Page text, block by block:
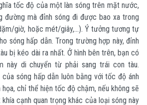
tốc độ của một làn sóng trên mặt nước,
đường mà đỉnh sóng đi được bao xa trong
giờ, hoặc mét/giây,...). Ý tưởng tương tự
sóng hấp dẫn. Trong trường hợp này, đỉnh
bị kéo dài ra nhất. Ở hình bên trên, bạn có
này di chuyển từ phải sang trái con tàu.
sóng hấp dẫn luôn bằng với tốc độ ánh
họa, chỉ thể hiện tốc độ chậm, nếu không sẽ
cạnh quan trọng khác của loại sóng này